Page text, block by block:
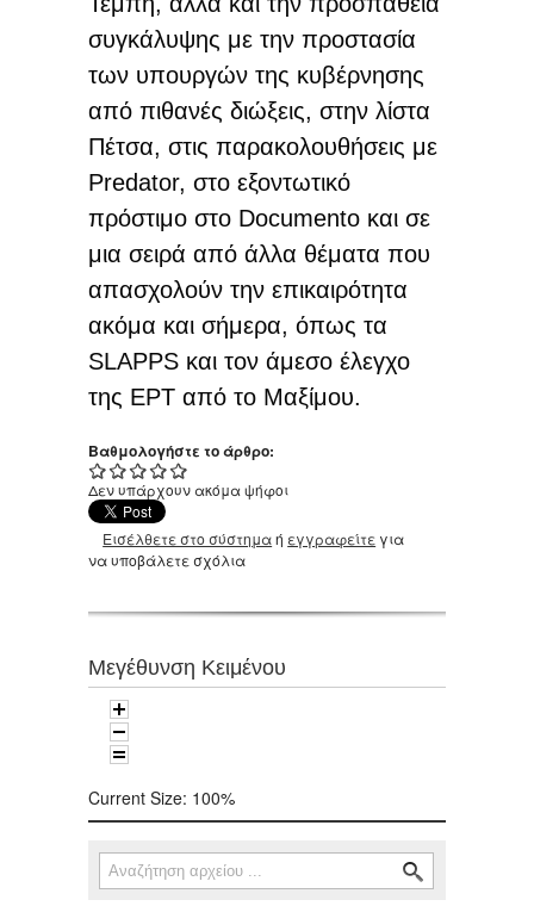
συγκάλυψης με την προστασία
των υπουργών της κυβέρνησης
από πιθανές διώξεις, στην λίστα
Πέτσα, στις παρακολουθήσεις με
Predator, στο εξοντωτικό
πρόστιμο στο Documento και σε
μια σειρά από άλλα θέματα που
απασχολούν την επικαιρότητα
ακόμα και σήμερα, όπως τα
SLAPPS και τον άμεσο έλεγχο
της ΕΡΤ από το Μαξίμου.
Βαθμολογήστε το άρθρο:
Δεν υπάρχουν ακόμα ψήφοι
Εισέλθετε στο σύστημαή εγγραφείτε για
να υποβάλετε σχόλια
Μεγέθυνση Κειμένου
Current Size: 100%
Φόρμα αναζήτησης
Αναζήτηση